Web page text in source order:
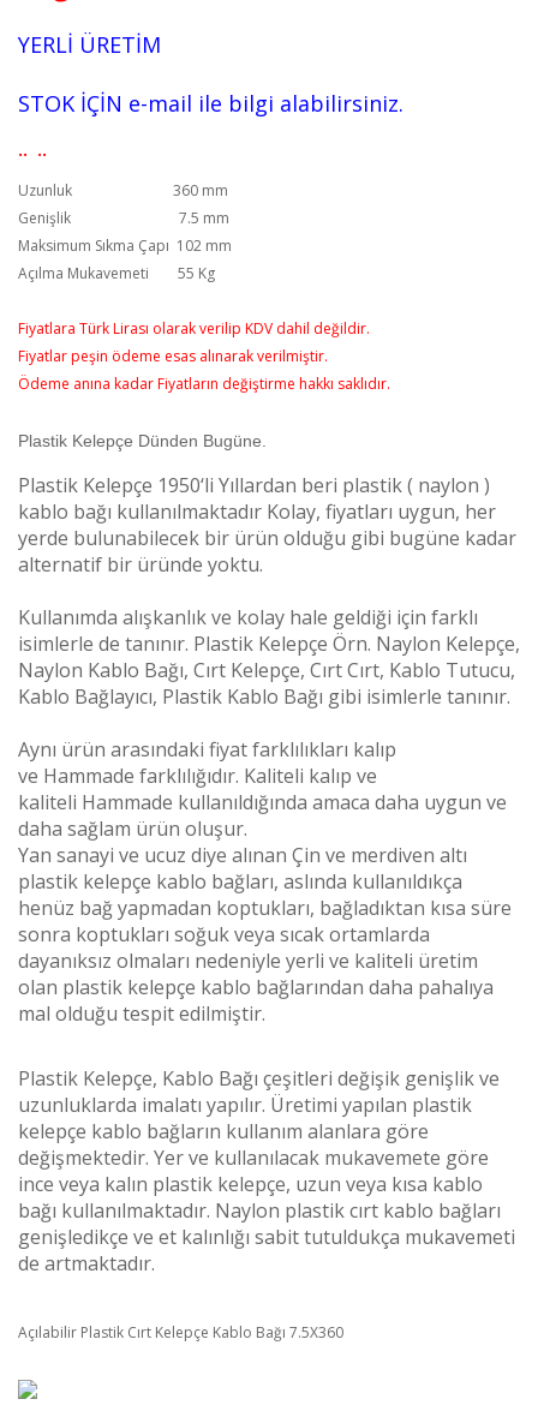
YERLİ ÜRETİM
STOK İÇİN e-mail ile bilgi alabilirsiniz.
.. ..
Uzunluk 360 mm
Genişlik 7.5 mm
Maksimum Sıkma Çapı 102 mm
Açılma Mukavemeti 55 Kg
Fiyatlara Türk Lirası olarak verilip KDV dahil değildir.
Fiyatlar peşin ödeme esas alınarak verilmiştir.
Ödeme anına kadar Fiyatların değiştirme hakkı saklıdır.
Plastik Kelepçe Dünden Bugüne.
Plastik Kelepçe 1950‘li Yıllardan beri plastik ( naylon )
kablo bağı kullanılmaktadır Kolay, fiyatları uygun, her
yerde bulunabilecek bir ürün olduğu gibi bugüne kadar
alternatif bir üründe yoktu.
Kullanımda alışkanlık ve kolay hale geldiği için farklı
isimlerle de tanınır. Plastik Kelepçe Örn. Naylon Kelepçe,
Naylon Kablo Bağı, Cırt Kelepçe, Cırt Cırt, Kablo Tutucu,
Kablo Bağlayıcı, Plastik Kablo Bağı gibi isimlerle tanınır.
Aynı ürün arasındaki fiyat farklılıkları kalıp
ve Hammade farklılığıdır. Kaliteli kalıp ve
kaliteli Hammade kullanıldığında amaca daha uygun ve
daha sağlam ürün oluşur.
Yan sanayi ve ucuz diye alınan Çin ve merdiven altı
plastik kelepçe kablo bağları, aslında kullanıldıkça
henüz bağ yapmadan koptukları, bağladıktan kısa süre
sonra koptukları soğuk veya sıcak ortamlarda
dayanıksız olmaları nedeniyle yerli ve kaliteli üretim
olan plastik kelepçe kablo bağlarından daha pahalıya
mal olduğu tespit edilmiştir.
Plastik Kelepçe, Kablo Bağı çeşitleri değişik genişlik ve
uzunluklarda imalatı yapılır. Üretimi yapılan plastik
kelepçe kablo bağların kullanım alanlara göre
değişmektedir. Yer ve kullanılacak mukavemete göre
ince veya kalın plastik kelepçe, uzun veya kısa kablo
bağı kullanılmaktadır. Naylon plastik cırt kablo bağları
genişledikçe ve et kalınlığı sabit tutuldukça mukavemeti
de artmaktadır.
Açılabilir Plastik Cırt Kelepçe Kablo Bağı 7.5X360